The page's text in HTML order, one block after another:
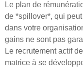
Le plan de
de *spillover*, qui
dans votre
gains ne sont pas
Le recrutement actif
matrice à se